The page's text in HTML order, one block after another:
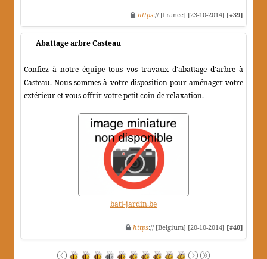
https:// [France] [23-10-2014] [#39]
Abattage arbre Casteau
Confiez à notre équipe tous vos travaux d'abattage d'arbre à
Casteau. Nous sommes à votre disposition pour aménager votre
extérieur et vous offrir votre petit coin de relaxation.
bati-jardin.be
https:// [Belgium] [20-10-2014] [#40]